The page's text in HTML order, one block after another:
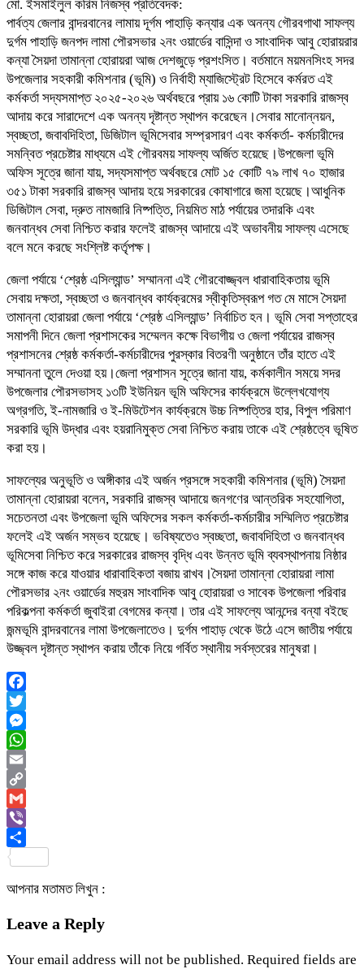
মো. ইসমাইলুল করিম নিজস্ব প্রতিবেদক:
পার্বত্য জেলার বান্দরবানের লামায় দূর্গম পাহাড়ি কন্যার এক অনন্য গৌরবগাথা সাফল্য
দুর্গম পাহাড়ি জনপদ লামা পৌরসভার ২নং ওয়ার্ডের বাসিন্দা ও সাংবাদিক আবু হোরায়রার
কন্যা সৈয়দা তামান্না হোরায়রা আজ দেশজুড়ে প্রশংসিত। বর্তমানে ময়মনসিংহ সদর
উপজেলার সহকারী কমিশনার (ভূমি) ও নির্বাহী ম্যাজিস্ট্রেট হিসেবে কর্মরত এই
কর্মকর্তা সদ্যসমাপ্ত ২০২৫-২০২৬ অর্থবছরে প্রায় ১৬ কোটি টাকা সরকারি রাজস্ব
আদায় করে সারাদেশে এক অনন্য দৃষ্টান্ত স্থাপন করেছেন।​সেবার মানোন্নয়ন,
স্বচ্ছতা, জবাবদিহিতা, ডিজিটাল ভূমিসেবার সম্প্রসারণ এবং কর্মকর্তা- কর্মচারীদের
সমন্বিত প্রচেষ্টার মাধ্যমে এই গৌরবময় সাফল্য অর্জিত হয়েছে।​উপজেলা ভূমি
অফিস সূত্রে জানা যায়, সদ্যসমাপ্ত অর্থবছরে মোট ১৫ কোটি ৭৯ লাখ ৭০ হাজার
৩৫১ টাকা সরকারি রাজস্ব আদায় হয়ে সরকারের কোষাগারে জমা হয়েছে।​আধুনিক
ডিজিটাল সেবা, দ্রুত নামজারি নিষ্পত্তি, নিয়মিত মাঠ পর্যায়ের তদারকি এবং
জনবান্ধব সেবা নিশ্চিত করার ফলেই রাজস্ব আদায়ে এই অভাবনীয় সাফল্য এসেছে
বলে মনে করছে সংশ্লিষ্ট কর্তৃপক্ষ।
​জেলা পর্যায়ে ‘শ্রেষ্ঠ এসিল্যান্ড’ সম্মাননা ​এই গৌরবোজ্জ্বল ধারাবাহিকতায় ভূমি
সেবায় দক্ষতা, স্বচ্ছতা ও জনবান্ধব কার্যক্রমের স্বীকৃতিস্বরূপ গত মে মাসে সৈয়দা
তামান্না হোরায়রা জেলা পর্যায়ে ‘শ্রেষ্ঠ এসিল্যান্ড’ নির্বাচিত হন। ভূমি সেবা সপ্তাহের
সমাপনী দিনে জেলা প্রশাসকের সম্মেলন কক্ষে বিভাগীয় ও জেলা পর্যায়ের রাজস্ব
প্রশাসনের শ্রেষ্ঠ কর্মকর্তা-কর্মচারীদের পুরস্কার বিতরণী অনুষ্ঠানে তাঁর হাতে এই
সম্মাননা তুলে দেওয়া হয়।জেলা প্রশাসন সূত্রে জানা যায়, কর্মকালীন সময়ে সদর
উপজেলার পৌরসভাসহ ১৩টি ইউনিয়ন ভূমি অফিসের কার্যক্রমে উল্লেখযোগ্য
অগ্রগতি, ই-নামজারি ও ই-মিউটেশন কার্যক্রমে উচ্চ নিষ্পত্তির হার, বিপুল পরিমাণ
সরকারি ভূমি উদ্ধার এবং হয়রানিমুক্ত সেবা নিশ্চিত করায় তাকে এই শ্রেষ্ঠত্বে ভূষিত
করা হয়।
​সাফল্যের অনুভূতি ও অঙ্গীকার ​এই অর্জন প্রসঙ্গে সহকারী কমিশনার (ভূমি) সৈয়দা
তামান্না হোরায়রা বলেন, সরকারি রাজস্ব আদায়ে জনগণের আন্তরিক সহযোগিতা,
সচেতনতা এবং উপজেলা ভূমি অফিসের সকল কর্মকর্তা-কর্মচারীর সম্মিলিত প্রচেষ্টার
ফলেই এই অর্জন সম্ভব হয়েছে। ভবিষ্যতেও স্বচ্ছতা, জবাবদিহিতা ও জনবান্ধব
ভূমিসেবা নিশ্চিত করে সরকারের রাজস্ব বৃদ্ধি এবং উন্নত ভূমি ব্যবস্থাপনায় নিষ্ঠার
সঙ্গে কাজ করে যাওয়ার ধারাবাহিকতা বজায় রাখব।সৈয়দা তামান্না হোরায়রা লামা
পৌরসভার ২নং ওয়ার্ডের মহুরম সাংবাদিক আবু হোরায়রা ও সাবেক উপজেলা পরিবার
পরিকল্পনা কর্মকর্তা জুবাইরা বেগমের কন্যা। তার এই সাফল্যে আনন্দের বন্যা বইছে
জন্মভূমি বান্দরবানের লামা উপজেলাতেও। দুর্গম পাহাড় থেকে উঠে এসে জাতীয় পর্যায়ে
উজ্জ্বল দৃষ্টান্ত স্থাপন করায় তাঁকে নিয়ে গর্বিত স্থানীয় সর্বস্তরের মানুষরা।
Facebook
Twitter
Messenger
WhatsApp
Email
Copy
Link
Gmail
Viber
আপনার মতামত লিখুন :
Leave a Reply
Your email address will not be published. Required fields are